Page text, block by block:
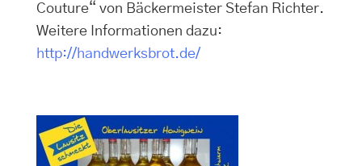
Couture“ von Bäckermeister Stefan Richter.
Weitere Informationen dazu:
http://handwerksbrot.de/